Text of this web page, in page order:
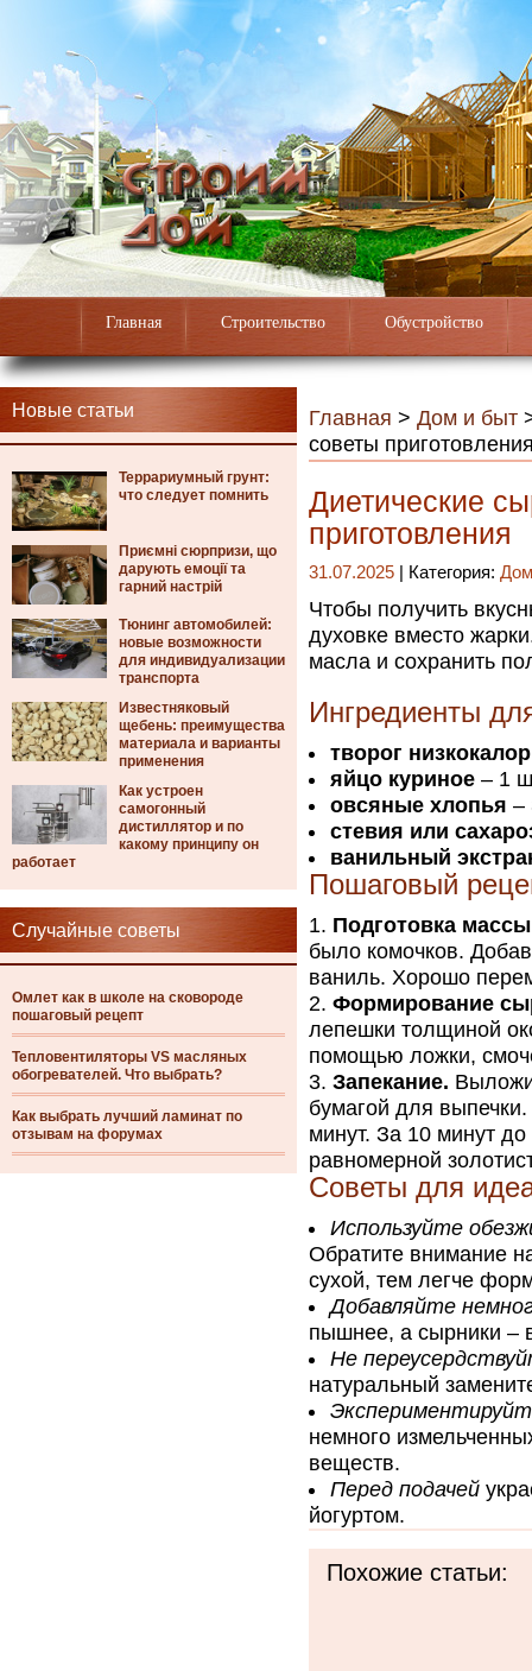
Главная Строительство Обустройство
Новые статьи
Террариумный грунт:
что следует помнить
Приємні сюрпризи, що
дарують емоції та
гарний настрій
Тюнинг автомобилей:
новые возможности
для индивидуализации
транспорта
Известняковый
щебень: преимущества
материала и варианты
применения
Как устроен
самогонный
дистиллятор и по
какому принципу он
работает
Случайные советы
Омлет как в школе на сковороде
пошаговый рецепт
Тепловентиляторы VS масляных
обогревателей. Что выбрать?
Как выбрать лучший ламинат по
отзывам на форумах
Главная > Дом и быт
советы
Диетические
приготовления
31.07.2025 | Категория:
Чтобы получить
духовке вместо
масла и сохранить
Ингредиенты
творог
яйцо куриное – 1
овсяные хлопья –
стевия или
ванильный
Пошаговый
Подготовка
было комочков.
ваниль. Хорошо
Формирование
лепешки толщиной
помощью ложки,
Запекание.
бумагой для
минут. За 10 минут
равномерной
Советы для
Используйте
Обратите внимание
сухой, тем легче
Добавляйте
пышнее, а сырники –
Не
натуральный
немного
веществ.
Перед подачей
йогуртом.
Похожие статьи: